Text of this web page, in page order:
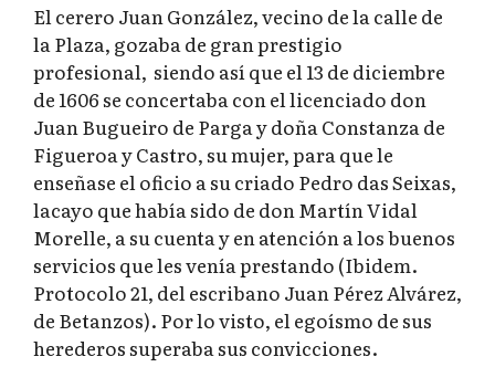
El cerero Juan González, vecino de la calle de
la Plaza, gozaba de gran prestigio
profesional, siendo así que el 13 de diciembre
de 1606 se concertaba con el licenciado don
Juan Bugueiro de Parga y doña Constanza de
Figueroa y Castro, su mujer, para que le
enseñase el oficio a su criado Pedro das Seixas,
lacayo que había sido de don Martín Vidal
Morelle, a su cuenta y en atención a los buenos
servicios que les venía prestando (Ibidem.
Protocolo 21, del escribano Juan Pérez Alvárez,
de Betanzos). Por lo visto, el egoísmo de sus
herederos superaba sus convicciones.